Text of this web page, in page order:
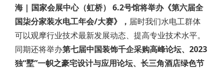
海 | 国家会展中心（虹桥） 6.2号馆将举办《第六届全
国柒分家装水电工年会/大赛》， 届时我们水电工群体
可以观摩行业技术最新发展动态、提高专业技术水平。
同期还将举办第七届中国装饰千企采购高峰论坛、2023
独“墅”一帜之豪宅设计与应用论坛、长三角酒店绿色节